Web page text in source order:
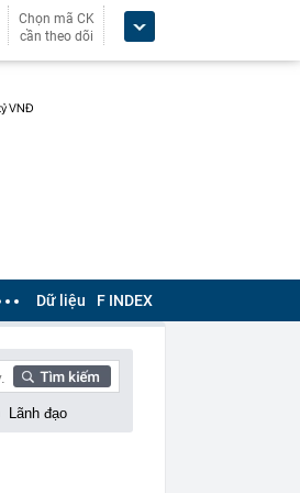
Chọn mã CK
cần theo dõi
Dữ liệu F INDEX
Lãnh đạo